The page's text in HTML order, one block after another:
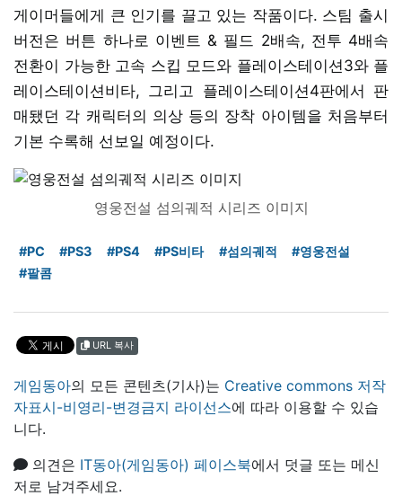
게이머들에게 큰 인기를 끌고 있는 작품이다. 스팀 출시
버전은 버튼 하나로 이벤트 & 필드 2배속, 전투 4배속
전환이 가능한 고속 스킵 모드와 플레이스테이션3와 플
레이스테이션비타, 그리고 플레이스테이션4판에서 판
매됐던 각 캐릭터의 의상 등의 장착 아이템을 처음부터
기본 수록해 선보일 예정이다.
영웅전설 섬의궤적 시리즈 이미지
#PC #PS3 #PS4 #PS비타 #섬의궤적
#영웅전설
#팔콤
URL 복사
게임동아의 모든 콘텐츠(기사)는 Creative commons 저작
자표시-비영리-변경금지 라이선스에 따라 이용할 수 있습
니다.
의견은 IT동아(게임동아) 페이스북에서 덧글 또는 메신
저로 남겨주세요.